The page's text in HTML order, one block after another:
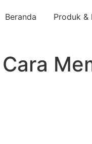
Beranda Produk &